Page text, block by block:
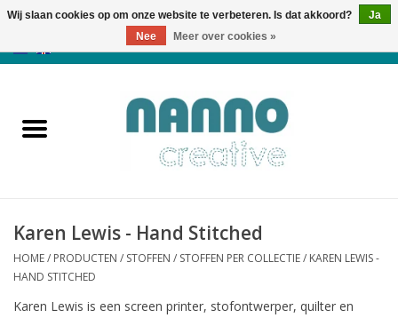
Producten
Nieuws
Herfst & Halloween
Karen Lewis - Hand Stitched
HOME/ PRODUCTEN / STOFFEN / STOFFEN PER COLLECTIE/ KAREN LEWIS -
HAND STITCHED
Karen Lewis is een screen printer, stofontwerper, quilter en
Wij slaan cookies op om onze website te verbeteren. Is dat akkoord?
Ja
Nee
Meer over cookies »